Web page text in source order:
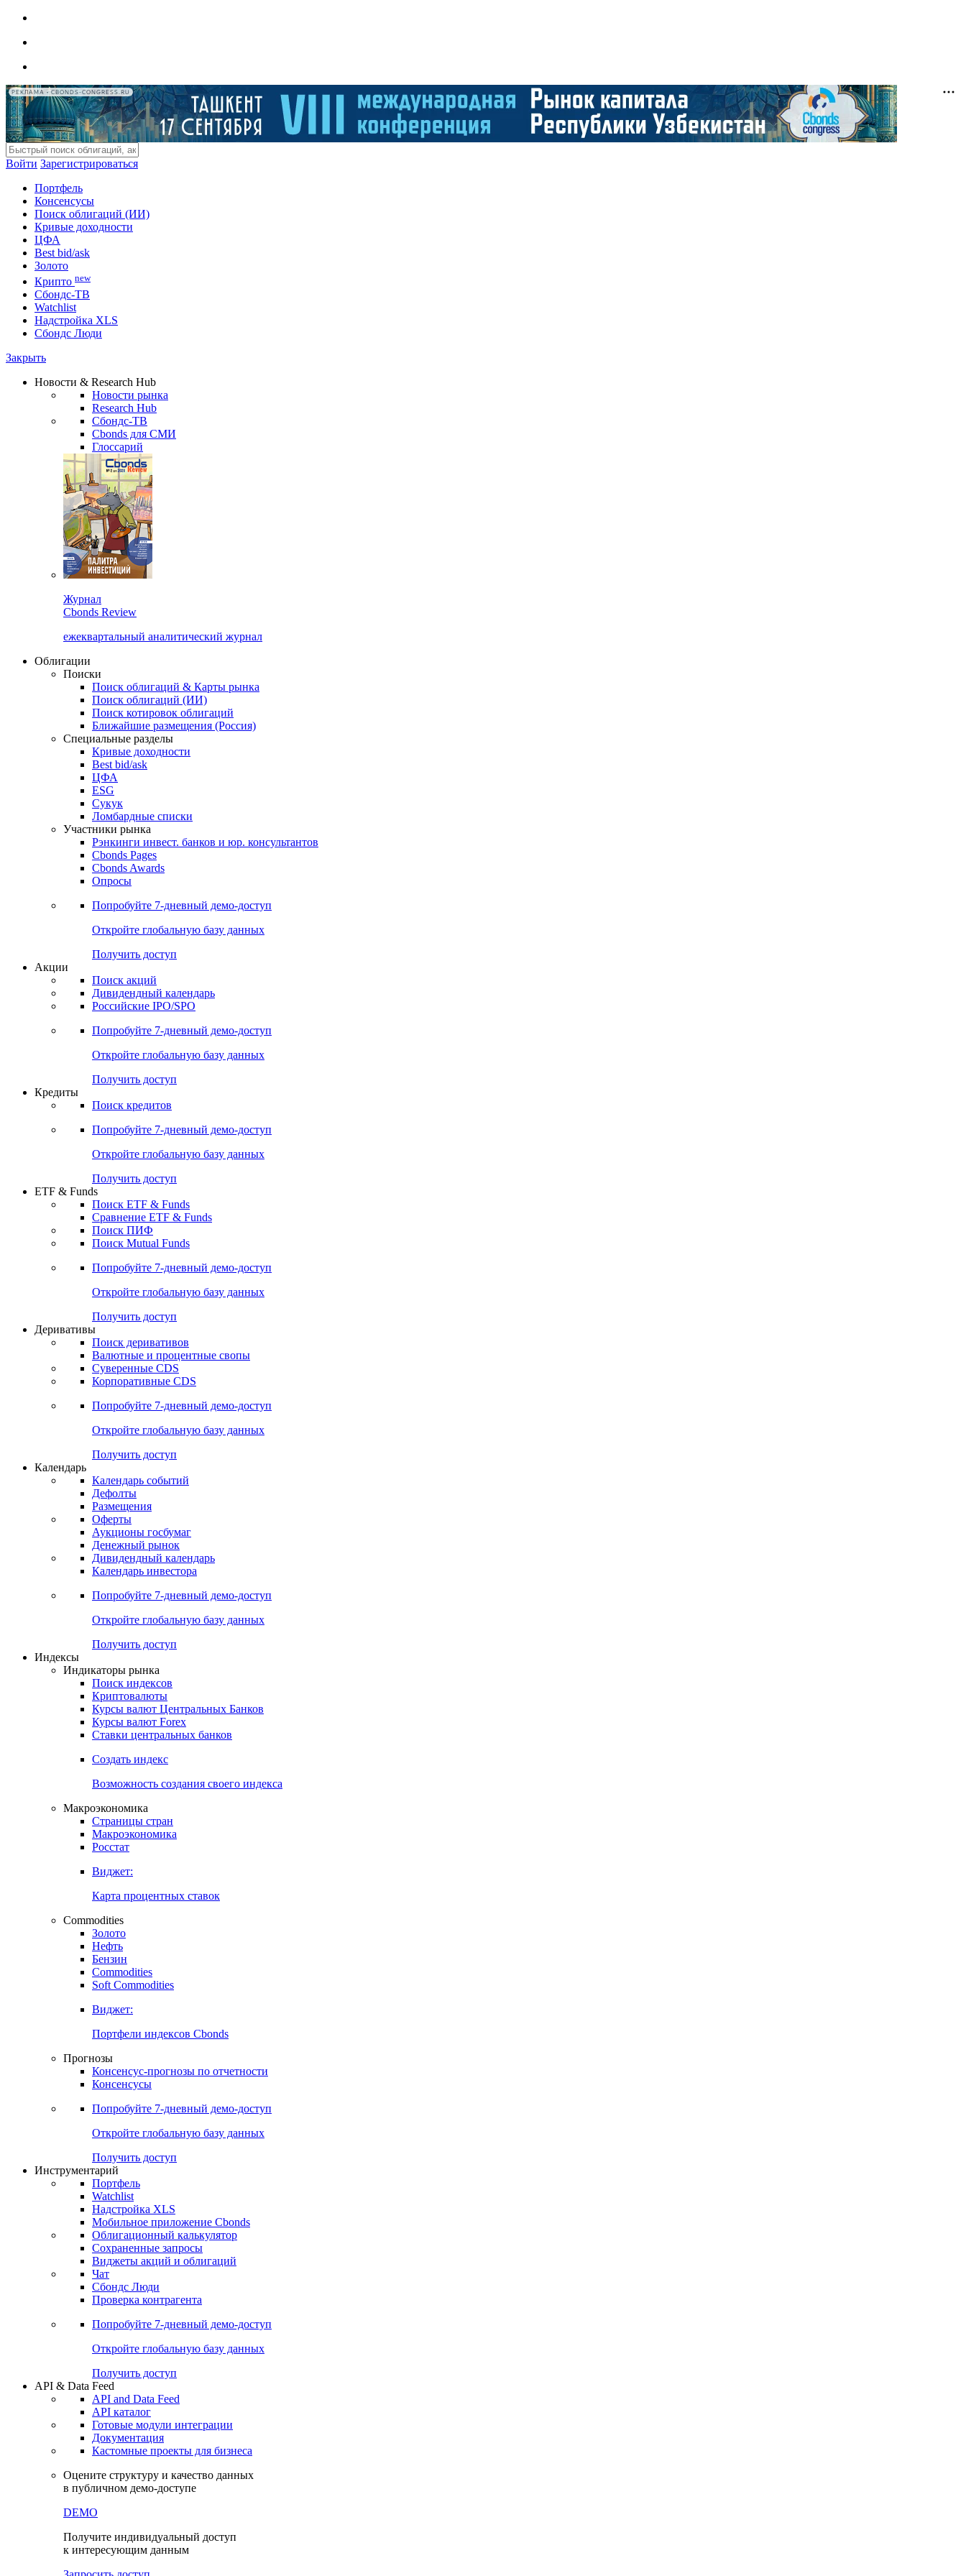
РЕКЛАМА • CBONDS-CONGRESS.RU
Войти Зарегистрироваться
Портфель
Консенсусы
Поиск облигаций (ИИ)
Кривые доходности
ЦФА
Best bid/ask
Золото
Крипто new
Сбондс-ТВ
Watchlist
Надстройка XLS
Сбондс Люди
Закрыть
Новости & Research Hub
Новости рынка
Research Hub
Сбондс-ТВ
Cbonds для СМИ
Глоссарий
Журнал
Cbonds Review
ежеквартальный аналитический журнал
Облигации
Поиски
Поиск облигаций & Карты рынка
Поиск облигаций (ИИ)
Поиск котировок облигаций
Ближайшие размещения (Россия)
Специальные разделы
Кривые доходности
Best bid/ask
ЦФА
ESG
Сукук
Ломбардные списки
Участники рынка
Рэнкинги инвест. банков и юр. консультантов
Cbonds Pages
Cbonds Awards
Опросы
Попробуйте 7-дневный демо-доступ
Откройте глобальную базу данных
Получить доступ
Акции
Поиск акций
Дивидендный календарь
Российские IPO/SPO
Попробуйте 7-дневный демо-доступ
Откройте глобальную базу данных
Получить доступ
Кредиты
Поиск кредитов
Попробуйте 7-дневный демо-доступ
Откройте глобальную базу данных
Получить доступ
ETF & Funds
Поиск ETF & Funds
Сравнение ETF & Funds
Поиск ПИФ
Поиск Mutual Funds
Попробуйте 7-дневный демо-доступ
Откройте глобальную базу данных
Получить доступ
Деривативы
Поиск деривативов
Валютные и процентные свопы
Суверенные CDS
Корпоративные CDS
Попробуйте 7-дневный демо-доступ
Откройте глобальную базу данных
Получить доступ
Календарь
Календарь событий
Дефолты
Размещения
Оферты
Аукционы госбумаг
Денежный рынок
Дивидендный календарь
Календарь инвестора
Попробуйте 7-дневный демо-доступ
Откройте глобальную базу данных
Получить доступ
Индексы
Индикаторы рынка
Поиск индексов
Криптовалюты
Курсы валют Центральных Банков
Курсы валют Forex
Ставки центральных банков
Создать индекс
Возможность создания своего индекса
Макроэкономика
Страницы стран
Макроэкономика
Росстат
Виджет:
Карта процентных ставок
Commodities
Золото
Нефть
Бензин
Commodities
Soft Commodities
Виджет:
Портфели индексов Cbonds
Прогнозы
Консенсус-прогнозы по отчетности
Консенсусы
Попробуйте 7-дневный демо-доступ
Откройте глобальную базу данных
Получить доступ
Инструментарий
Портфель
Watchlist
Надстройка XLS
Мобильное приложение Cbonds
Облигационный калькулятор
Сохраненные запросы
Виджеты акций и облигаций
Чат
Сбондс Люди
Проверка контрагента
Попробуйте 7-дневный демо-доступ
Откройте глобальную базу данных
Получить доступ
API & Data Feed
API and Data Feed
API каталог
Готовые модули интеграции
Документация
Кастомные проекты для бизнеса
Оцените структуру и качество данных
в публичном демо-доступе
DEMO
Получите индивидуальный доступ
к интересующим данным